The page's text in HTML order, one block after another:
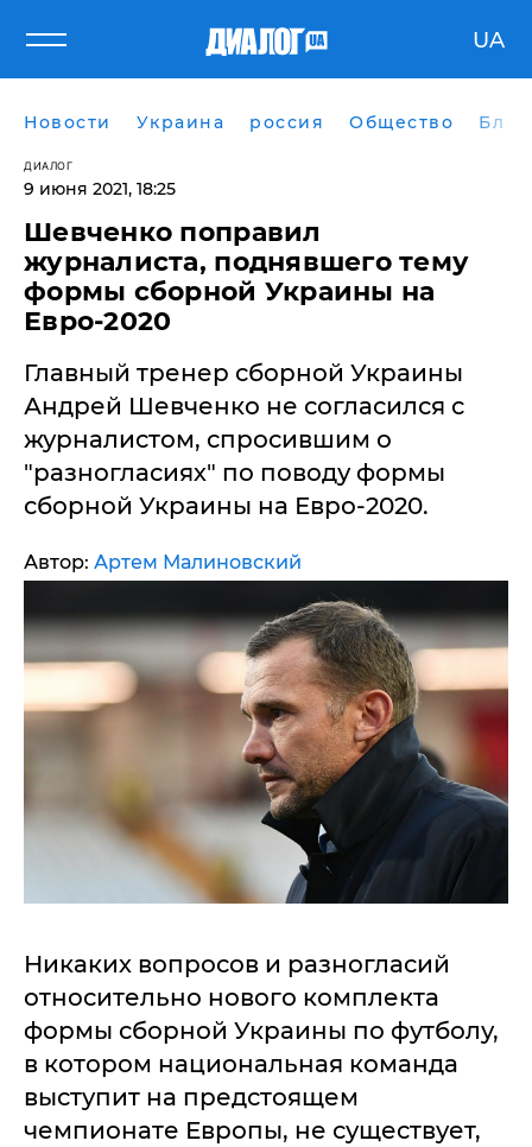
UA
Новости Украина россия Общество
ДИАЛОГ
9 июня 2021, 18:25
Шевченко поправил
журналиста, поднявшего тему
формы сборной Украины на
Евро-2020
Главный тренер сборной Украины
Андрей Шевченко не согласился с
журналистом, спросившим о
"разногласиях" по поводу формы
сборной Украины на Евро-2020.
Автор: Артем Малиновский
Никаких вопросов и разногласий
относительно нового комплекта
формы сборной Украины по футболу,
в котором национальная команда
выступит на предстоящем
чемпионате Европы, не существует,